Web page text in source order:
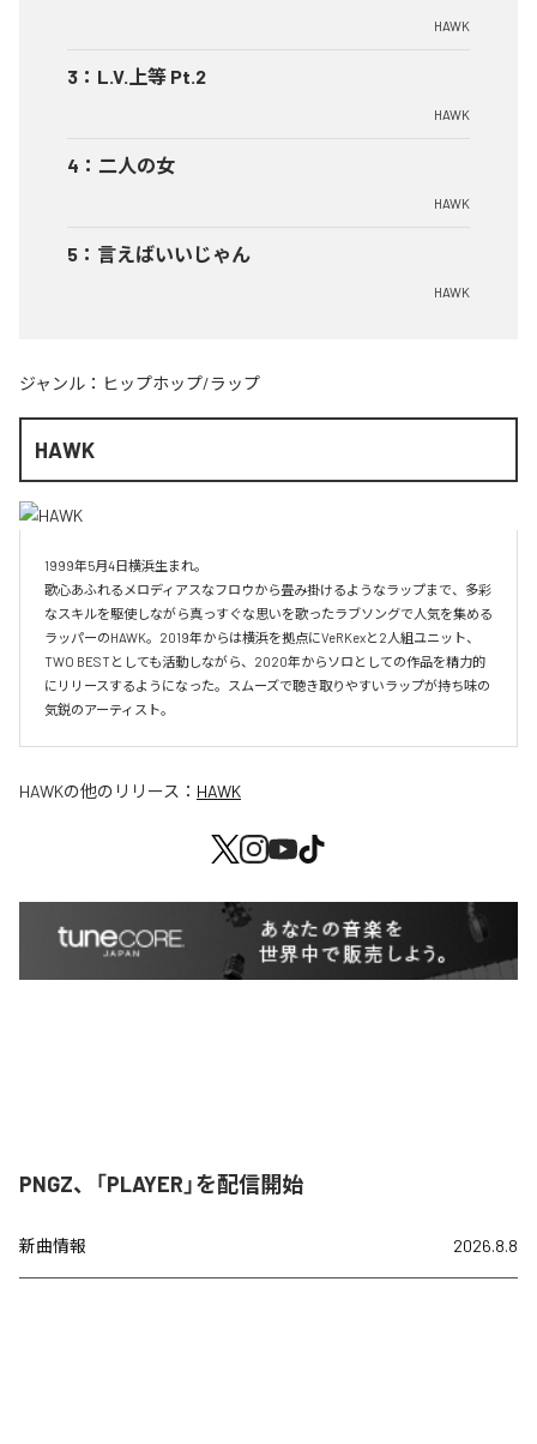
HAWK
3 ： L.V.上等 Pt.2
HAWK
4 ： 二人の女
HAWK
5 ： 言えばいいじゃん
HAWK
ジャンル： ヒップホップ/ラップ
HAWK
1999年5月4日横浜生まれ。
歌心あふれるメロディアスなフロウから畳み掛けるようなラップまで、多彩
なスキルを駆使しながら真っすぐな思いを歌ったラブソングで人気を集める
ラッパーのHAWK。2019年からは横浜を拠点にVeRKexと2人組ユニット、
TWO BESTとしても活動しながら、2020年からソロとしての作品を精力的
にリリースするようになった。スムーズで聴き取りやすいラップが持ち味の
気鋭のアーティスト。
HAWKの他のリリース： HAWK
PNGZ、「PLAYER」を配信開始
新曲情報 2026.8.8